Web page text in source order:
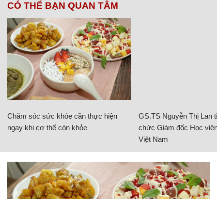
CÓ THỂ BẠN QUAN TÂM
Chăm sóc sức khỏe cần thực hiện
ngay khi cơ thể còn khỏe
GS.TS Nguyễn Thị Lan
chức Giám đốc Học
Việt Nam